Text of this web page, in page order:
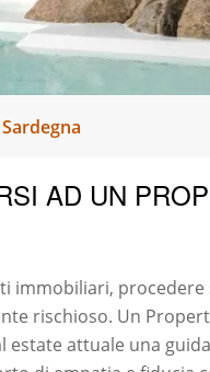
Sardegna
AD UN
immobiliari,
rischioso. Un
attuale una